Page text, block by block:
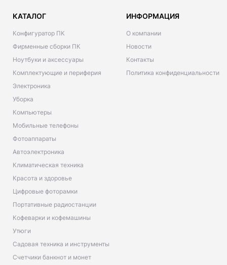
КАТАЛОГ
Конфигуратор ПК
Фирменные сборки ПК
Ноутбуки и аксессуары
Комплектующие и периферия
Электроника
Уборка
Компьютеры
Мобильные телефоны
Фотоаппараты
Автоэлектроника
Климатическая техника
Красота и здоровье
Цифровые фоторамки
Портативные радиостанции
Кофеварки и кофемашины
Утюги
Садовая техника и инструменты
Счетчики банкнот и монет
ИНФОРМАЦИЯ
О компании
Новости
Контакты
Политика конфиденциальности